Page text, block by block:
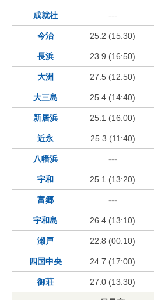
成就社 ---
今治 25.2 (15:30)
長浜 23.9 (16:50)
大洲 27.5 (12:50)
大三島 25.4 (14:40)
新居浜 25.1 (16:00)
近永 25.3 (11:40)
八幡浜 ---
宇和 25.1 (13:20)
富郷 ---
宇和島 26.4 (13:10)
瀬戸 22.8 (00:10)
四国中央 24.7 (17:00)
御荘 27.0 (13:30)